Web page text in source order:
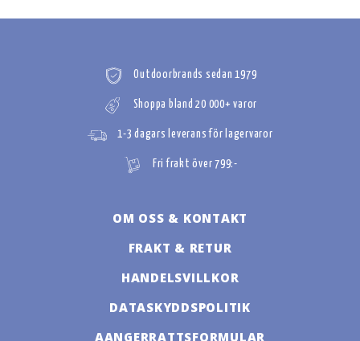
Outdoorbrands sedan 1979
Shoppa bland 20 000+ varor
1-3 dagars leverans för lagervaror
Fri frakt över 799:-
OM OSS & KONTAKT
FRAKT & RETUR
HANDELSVILLKOR
DATASKYDDSPOLITIK
AANGERRATTSFORMULAR